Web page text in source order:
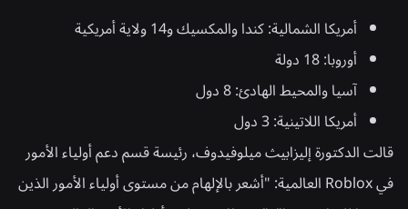
أمريكا الشمالية:كندا والمكسيك و14 ولاية أمريكية
أوروبا:
آسيا والمحيط الهادئ:
أمريكا اللاتينية:
قالت الدكتورة إليزابيث ميلوفيدوف، رئيسة قسم دعم أولياء الأمور
في Roblox العالمية: "أشعر بالإلهام من مستوى أولياء الأمور الذين